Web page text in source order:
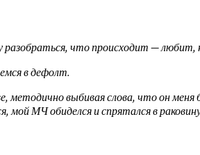
что происходит —
в дефолт.
методично выбивая слова, что он
мой МЧ обиделся и спрятался в